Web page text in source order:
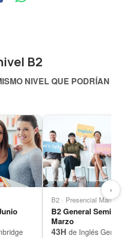
B2
NIVEL QUE PODRÍAN
B2 · Presencial
B2 General Semi-
Marzo
43H de Inglés
›